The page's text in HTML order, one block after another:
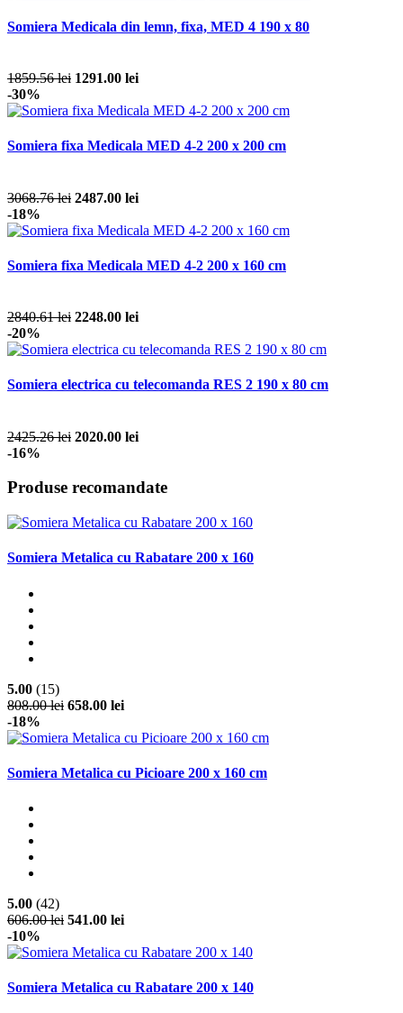
Somiera Medicala din lemn, fixa, MED 4 190 x 80
1859.56 lei 1291.00 lei
-30%
Somiera fixa Medicala MED 4-2 200 x 200 cm
3068.76 lei 2487.00 lei
-18%
Somiera fixa Medicala MED 4-2 200 x 160 cm
2840.61 lei 2248.00 lei
-20%
Somiera electrica cu telecomanda RES 2 190 x 80 cm
2425.26 lei 2020.00 lei
-16%
Produse recomandate
Somiera Metalica cu Rabatare 200 x 160
5.00 (15)
808.00 lei 658.00 lei
-18%
Somiera Metalica cu Picioare 200 x 160 cm
5.00 (42)
606.00 lei 541.00 lei
-10%
Somiera Metalica cu Rabatare 200 x 140